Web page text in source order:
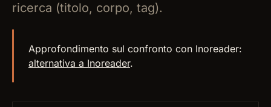
ricerca (titolo, corpo, tag).
Approfondimento sul confronto con Inoreader:
alternativa a Inoreader.